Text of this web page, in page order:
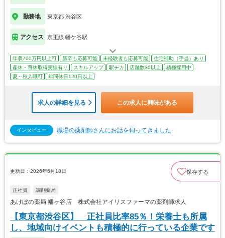
勤務地 東京都 渋谷区
アクセス 京王線 幡ケ谷駅
年収700万円以上可 新卒も応募可能 未経験者も応募可能
住宅補助（手当）あり
産休・育休取得実績有り
スキルアップ 駅チカ 店舗数30以上
積極採用中
夏～秋入職可
年間休日120日以上
求人の詳細を見る この求人に興味がある
インタビュー 職場の薬剤師さんにお話を伺ってきました
更新日：2026年6月18日 保存する
正社員 調剤薬局
あけぼの薬局 幡ヶ谷店 株式会社アイリスファーマの薬剤師求人
【東京都渋谷区】 正社員比率85％！栄養士も所属
し、地域向けイベントも積極的に行っている企業です